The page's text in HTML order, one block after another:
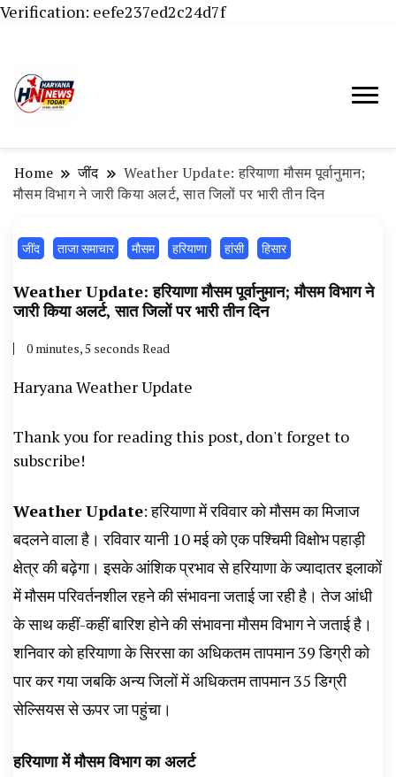
Verification: eefe237ed2c24d7f
हांसी, जींद और हरियाणा की ताजा खबरें
Haryana News Today, Haryana Live, Live
चैनल, Haryana News Today, Latest News
Hisar, Hisar Breaking News, Hansi News
News Live, Hansi News Live, Haryana ki
Taaja Khabar, Haryana Crime News Today,
Weather Update in Haryana, Weather Alert
Haryana Police Fir, Haryana Portet Update
News, AHN News, Abtak Haryana News,
Home ‌जींद
Weather Update: हरियाणा मौसम पूर्वानुमान;
मौसम विभाग ने जारी किया अलर्ट, सात जिलों पर भारी तीन दिन
‌जींद ताजा समाचार मौसम हरियाणा हांसी हिसार
Weather Update: हरियाणा मौसम पूर्वानुमान; मौसम विभाग ने
जारी किया अलर्ट, सात जिलों पर भारी तीन दिन
0 minutes, 5 seconds Read
Haryana Weather Update
Thank you for reading this post, don't forget to
subscribe!
Weather Update: हरियाणा में रविवार को मौसम का मिजाज
बदलने वाला है। रविवार यानी 10 मई को एक पश्चिमी विक्षोभ पहाड़ी
क्षेत्र की बढ़ेगा। इसके आंशिक प्रभाव से हरियाणा के ज्यादातर इलाकों
में मौसम परिवर्तनशील रहने की संभावना जताई जा रही है। तेज आंधी
के साथ कहीं-कहीं बारिश होने की संभावना मौसम विभाग ने जताई है।
शनिवार को हरियाणा के सिरसा का अधिकतम तापमान 39 डिग्री को
पार कर गया जबकि अन्य जिलों में अधिकतम तापमान 35 डिग्री
सेल्सियस से ऊपर जा पहुंचा।
हरियाणा में मौसम विभाग का अलर्ट